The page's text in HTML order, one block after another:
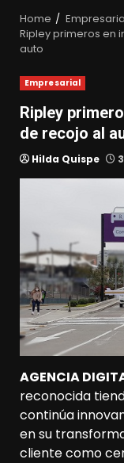
Home
Ripley primeros en
auto
Empresarial
Ripley
de recojo al
Hilda Quispe
AGENCIA
reconocida
continúa
en su
cliente como